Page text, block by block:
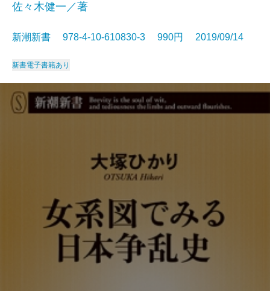
佐々木健一／著
新潮新書 978-4-10-610830-3 990円 2019/09/14
新書電子書籍あり